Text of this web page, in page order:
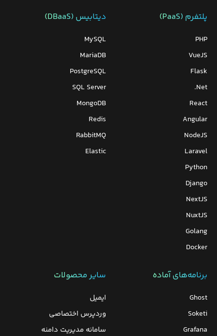
پلتفرم (PaaS)
PHP
VueJS
Flask
Net.
React
Angular
NodeJS
Laravel
Python
Django
NextJS
NuxtJS
Golang
Docker
دیتابیس‌ (DBaaS)
MySQL
MariaDB
PostgreSQL
SQL Server
MongoDB
Redis
RabbitMQ
Elastic
برنامه‌های‌ آماده
Ghost
Soketi
Grafana
سایر محصولات
ایمیل
وردپرس‌ اختصاصی
سامانه مدیریت دامنه